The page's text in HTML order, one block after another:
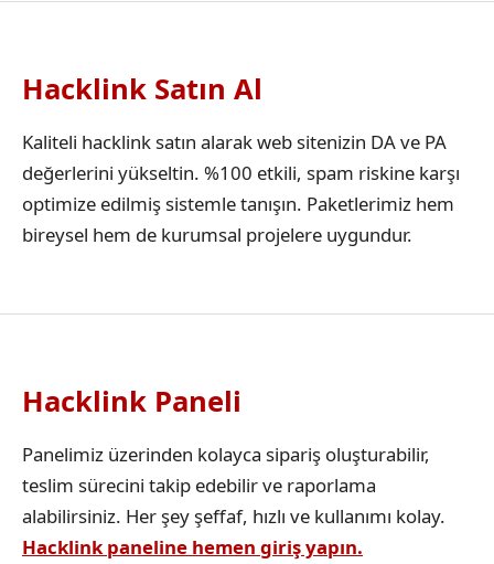
Hacklink Satın Al
Kaliteli hacklink satın alarak web sitenizin DA ve PA
değerlerini yükseltin. %100 etkili, spam riskine karşı
optimize edilmiş sistemle tanışın. Paketlerimiz hem
bireysel hem de kurumsal projelere uygundur.
Hacklink Paneli
Panelimiz üzerinden kolayca sipariş oluşturabilir,
teslim sürecini takip edebilir ve raporlama
alabilirsiniz. Her şey şeffaf, hızlı ve kullanımı kolay.
Hacklink paneline hemen giriş yapın.